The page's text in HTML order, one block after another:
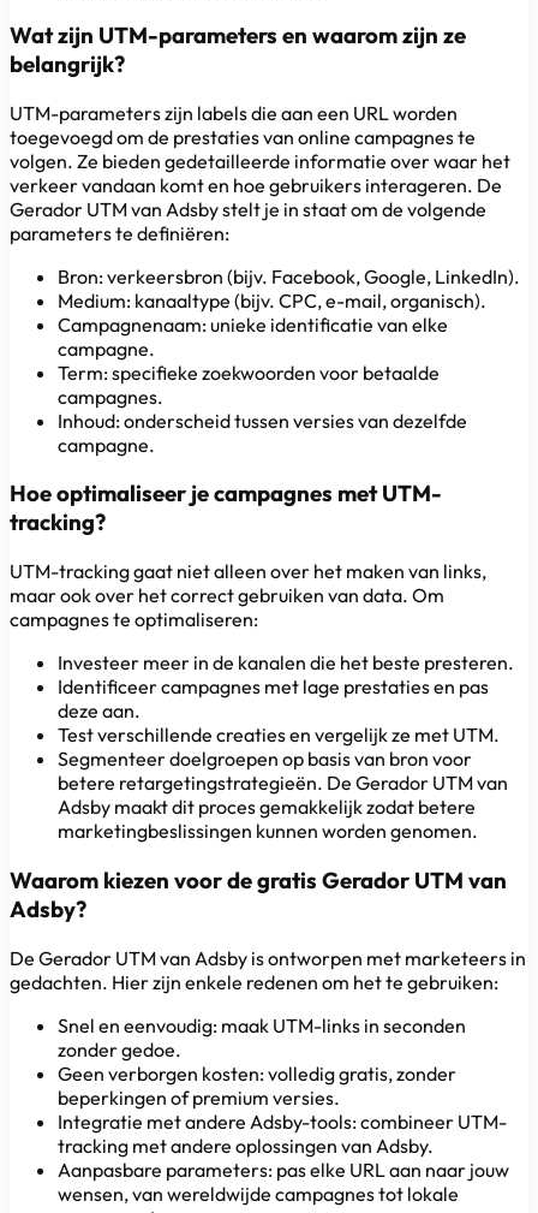
Wat zijn UTM-parameters en waarom zijn ze
belangrijk?
UTM-parameters zijn labels die aan een URL worden
toegevoegd om de prestaties van online campagnes te
volgen. Ze bieden gedetailleerde informatie over waar het
verkeer vandaan komt en hoe gebruikers interageren. De
Gerador UTM van Adsby stelt je in staat om de volgende
parameters te definiëren:
Bron: verkeersbron (bijv. Facebook, Google, LinkedIn).
Medium: kanaaltype (bijv. CPC, e-mail, organisch).
Campagnenaam: unieke identificatie van elke
campagne.
Term: specifieke zoekwoorden voor betaalde
campagnes.
Inhoud: onderscheid tussen versies van dezelfde
campagne.
Hoe optimaliseer je campagnes met UTM-
tracking?
UTM-tracking gaat niet alleen over het maken van links,
maar ook over het correct gebruiken van data. Om
campagnes te optimaliseren:
Investeer meer in de kanalen die het beste presteren.
Identificeer campagnes met lage prestaties en pas
deze aan.
Test verschillende creaties en vergelijk ze met UTM.
Segmenteer doelgroepen op basis van bron voor
betere retargetingstrategieën. De Gerador UTM van
Adsby maakt dit proces gemakkelijk zodat betere
marketingbeslissingen kunnen worden genomen.
Waarom kiezen voor de gratis Gerador UTM van
Adsby?
De Gerador UTM van Adsby is ontworpen met marketeers in
gedachten. Hier zijn enkele redenen om het te gebruiken:
Snel en eenvoudig: maak UTM-links in seconden
zonder gedoe.
Geen verborgen kosten: volledig gratis, zonder
beperkingen of premium versies.
Integratie met andere Adsby-tools: combineer UTM-
tracking met andere oplossingen van Adsby.
Aanpasbare parameters: pas elke URL aan naar jouw
wensen, van wereldwijde campagnes tot lokale